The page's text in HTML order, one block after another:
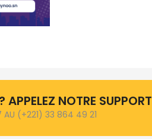
APPELEZ NOTRE SUPPORT
AU (+221) 33 864 49 21